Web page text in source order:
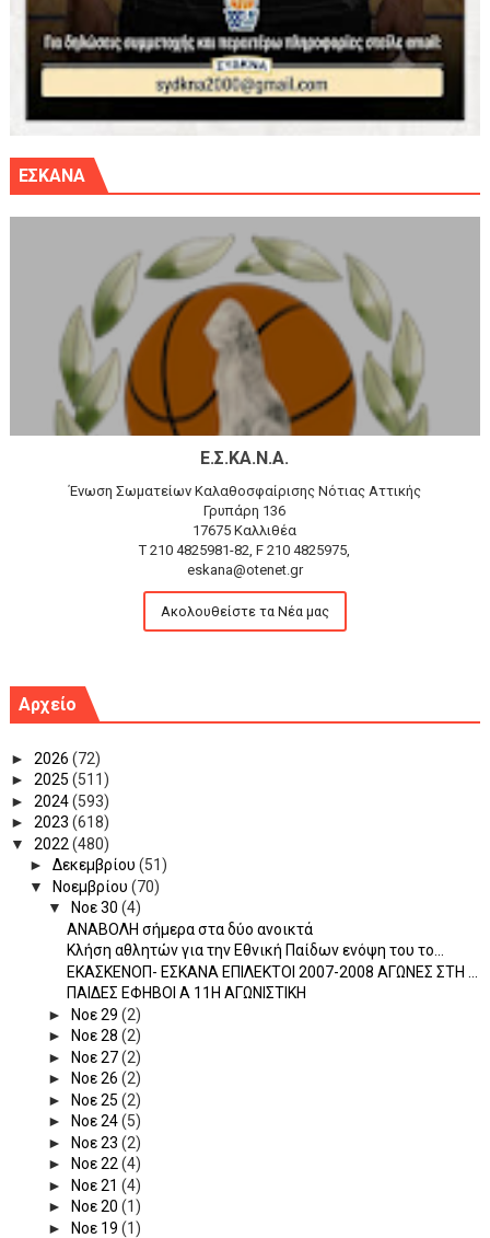
ΕΣΚΑΝΑ
Ε.Σ.ΚΑ.Ν.Α.
Ένωση Σωματείων Καλαθοσφαίρισης Νότιας Αττικής
Γρυπάρη 136
17675 Καλλιθέα
T 210 4825981-82, F 210 4825975,
eskana@otenet.gr
Ακολουθείστε τα Νέα μας
Αρχείο
► 2026 (72)
► 2025 (511)
► 2024(593)
► 2023 (618)
▼ 2022 (480)
► Δεκεμβρίου (51)
▼
Νοεμβρίου (70)
▼
Νοε 30 (4)
ΑΝΑΒΟΛΗ σήμερα στα δύο ανοικτά
Κλήση αθλητών για την Εθνική Παίδων ενόψη του το...
ΕΚΑΣΚΕΝΟΠ- ΕΣΚΑΝΑ ΕΠΙΛΕΚΤΟΙ 2007-2008 ΑΓΩΝΕΣ ΣΤΗ ...
ΠΑΙΔΕΣ ΕΦΗΒΟΙ Α 11Η ΑΓΩΝΙΣΤΙΚΗ
►
Νοε 29 (2)
►
Νοε 28 (2)
►
Νοε 27(2)
►
Νοε 26 (2)
►
Νοε 25 (2)
►
Νοε 24(5)
►
Νοε 23 (2)
►
Νοε 22(4)
►
Νοε 21 (4)
►
Νοε 20 (1)
►
Νοε 19 (1)